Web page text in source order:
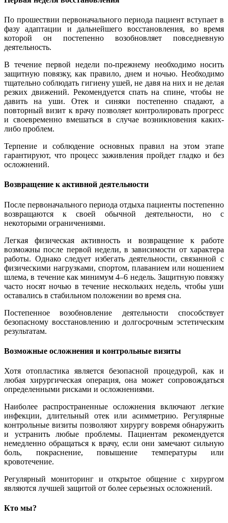
По прошествии первоначального периода пациент вступает в
фазу адаптации и дальнейшего восстановления, во время
которой он постепенно возобновляет повседневную
деятельность.
В течение первой недели по-прежнему необходимо носить
защитную повязку, как правило, днем и ночью. Необходимо
тщательно соблюдать гигиену ушей, не давя на них и не делая
резких движений. Рекомендуется спать на спине, чтобы не
давить на уши. Отек и синяки постепенно спадают, а
повторный визит к врачу позволяет контролировать прогресс
и своевременно вмешаться в случае возникновения каких-
либо проблем.
Терпение и соблюдение основных правил на этом этапе
гарантируют, что процесс заживления пройдет гладко и без
осложнений.
Возвращение к активной деятельности
После первоначального периода отдыха пациенты постепенно
возвращаются к своей обычной деятельности, но с
некоторыми ограничениями.
Легкая физическая активность и возвращение к работе
возможны после первой недели, в зависимости от характера
работы. Однако следует избегать деятельности, связанной с
физическими нагрузками, спортом, плаванием или ношением
шлема, в течение как минимум 4–6 недель. Защитную повязку
часто носят ночью в течение нескольких недель, чтобы уши
оставались в стабильном положении во время сна.
Постепенное возобновление деятельности способствует
безопасному восстановлению и долгосрочным эстетическим
результатам.
Возможные осложнения и контрольные визиты
Хотя отопластика является безопасной процедурой, как и
любая хирургическая операция, она может сопровождаться
определенными рисками и осложнениями.
Наиболее распространенные осложнения включают легкие
инфекции, длительный отек или асимметрию. Регулярные
контрольные визиты позволяют хирургу вовремя обнаружить
и устранить любые проблемы. Пациентам рекомендуется
немедленно обращаться к врачу, если они замечают сильную
боль, покраснение, повышение температуры или
кровотечение.
Регулярный мониторинг и открытое общение с хирургом
являются лучшей защитой от более серьезных осложнений.
Кто мы?